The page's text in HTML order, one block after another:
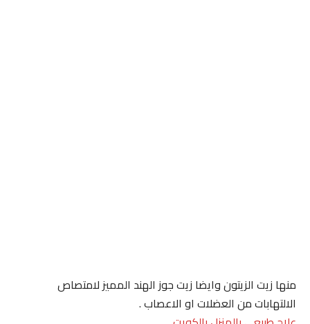
منها زيت الزيتون وايضا زيت جوز الهند المميز لامتصاص
الالتهابات من العضلات او الاعصاب .